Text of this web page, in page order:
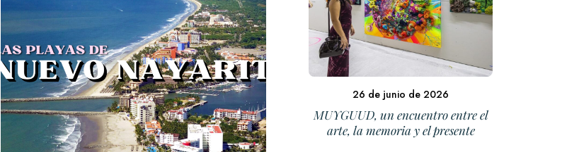
26 de junio de 2026
MUYGUUD, un encuentro entre el
arte, la memoria y el presente